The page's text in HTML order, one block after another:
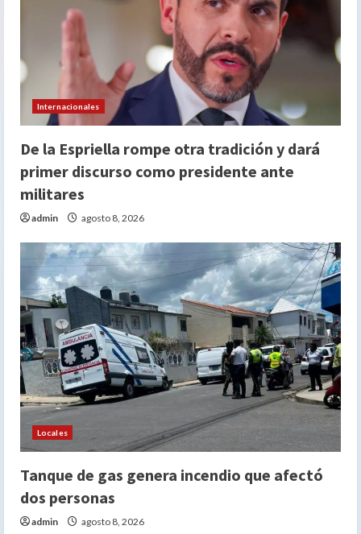
Internacionales
De la Espriella rompe otra tradición y dará
primer discurso como presidente ante
militares
admin agosto 8, 2026
Locales
Tanque de gas genera incendio que afectó
dos personas
admin agosto 8, 2026